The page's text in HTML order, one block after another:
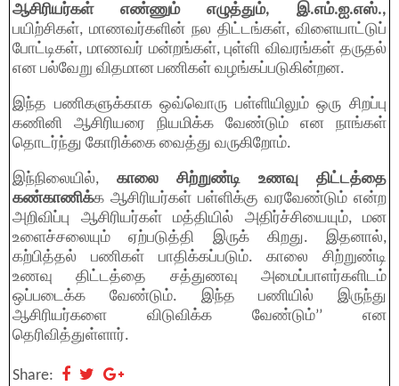
ஆசிரியர்கள் எண்ணும் எழுத்தும், இ.எம்.ஐ.எஸ்.,
பயிற்சிகள், மாணவர்களின் நல திட்டங்கள், விளையாட்டுப்
போட்டிகள், மாணவர் மன்றங்கள், புள்ளி விவரங்கள் தருதல்
என பல்வேறு விதமான பணிகள் வழங்கப்படுகின்றன.
இந்த பணிகளுக்காக ஒவ்வொரு பள்ளியிலும் ஒரு சிறப்பு
கணினி ஆசிரியரை நியமிக்க வேண்டும் என நாங்கள்
தொடர்ந்து கோரிக்கை வைத்து வருகிறோம்.
இந்நிலையில், காலை சிற்றுண்டி உணவு திட்டத்தை
கண்காணிக்க ஆசிரியர்கள் பள்ளிக்கு வரவேண்டும் என்ற
அறிவிப்பு ஆசிரியர்கள் மத்தியில் அதிர்ச்சியையும், மன
உளைச்சலையும் ஏற்படுத்தி இருக் கிறது. இதனால்,
கற்பித்தல் பணிகள் பாதிக்கப்படும். காலை சிற்றுண்டி
உணவு திட்டத்தை சத்துணவு அமைப்பாளர்களிடம்
ஒப்படைக்க வேண்டும். இந்த பணியில் இருந்து
ஆசிரியர்களை விடுவிக்க வேண்டும்’’ என
தெரிவித்துள்ளார்.
Share: